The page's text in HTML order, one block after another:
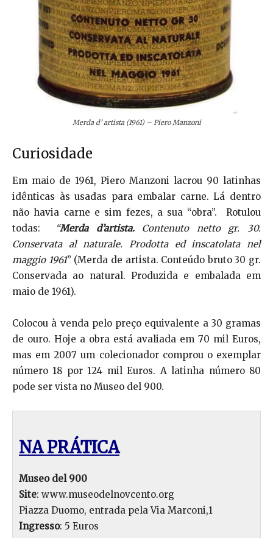
Merda d’ artista (1961) – Piero Manzoni
Curiosidade
Em maio de 1961, Piero Manzoni lacrou 90 latinhas
idênticas às usadas para embalar carne. Lá dentro
não havia carne e sim fezes, a sua “obra”. Rotulou
todas:
“Merda d’artista.Contenuto netto gr. 30.
Conservata al naturale. Prodotta ed inscatolata nel
maggio 1961” (Merda de artista. Conteúdo bruto 30 gr.
Conservada ao natural. Produzida e embalada em
maio de 1961).
Colocou à venda pelo preço equivalente a 30 gramas
de ouro. Hoje a obra está avaliada em 70 mil Euros,
mas em 2007 um colecionador comprou o exemplar
número 18 por 124 mil Euros. A latinha número 80
pode ser vista no Museo del 900.
NA PRÁTICA
Museo del 900
Site: www.museodelnovcento.org
Piazza Duomo, entrada pela Via Marconi,1
Ingresso: 5 Euros